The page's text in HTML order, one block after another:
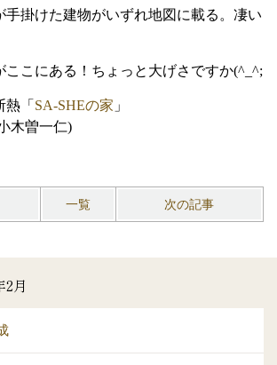
手掛けた建物がいずれ地図に載る。凄い
ここにある！ちょっと大げさですか(^_^;
「 SA-SHEの家 」
一仁)
一覧 次の記事
2月